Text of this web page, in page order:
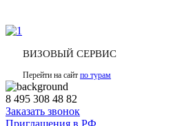
ВИЗОВЫЙ СЕРВИС
Перейти на сайт по турам
8 495 308 48 82
Заказать звонок
Приглашения в РФ